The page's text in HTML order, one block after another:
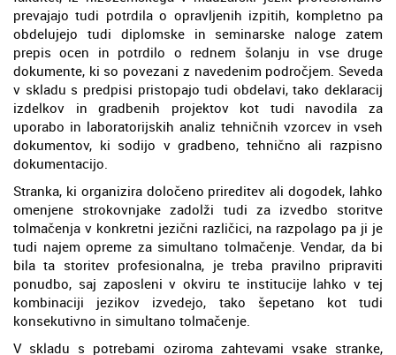
prevajajo tudi potrdila o opravljenih izpitih, kompletno pa
obdelujejo tudi diplomske in seminarske naloge zatem
prepis ocen in potrdilo o rednem šolanju in vse druge
dokumente, ki so povezani z navedenim področjem. Seveda
v skladu s predpisi pristopajo tudi obdelavi, tako deklaracij
izdelkov in gradbenih projektov kot tudi navodila za
uporabo in laboratorijskih analiz tehničnih vzorcev in vseh
dokumentov, ki sodijo v gradbeno, tehnično ali razpisno
dokumentacijo.
Stranka, ki organizira določeno prireditev ali dogodek, lahko
omenjene strokovnjake zadolži tudi za izvedbo storitve
tolmačenja v konkretni jezični različici, na razpolago pa ji je
tudi najem opreme za simultano tolmačenje. Vendar, da bi
bila ta storitev profesionalna, je treba pravilno pripraviti
ponudbo, saj zaposleni v okviru te institucije lahko v tej
kombinaciji jezikov izvedejo, tako šepetano kot tudi
konsekutivno in simultano tolmačenje.
V skladu s potrebami oziroma zahtevami vsake stranke,